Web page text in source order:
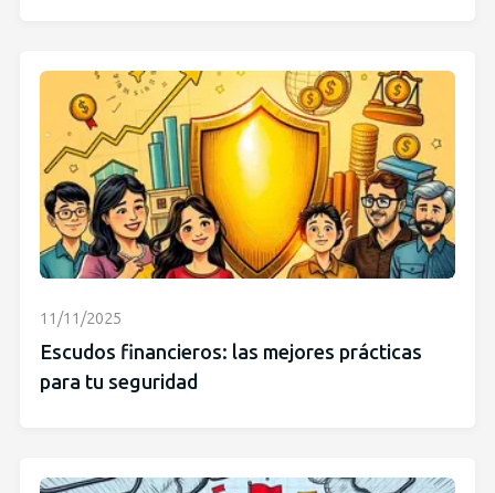
11/11/2025
Escudos financieros: las mejores prácticas
para tu seguridad